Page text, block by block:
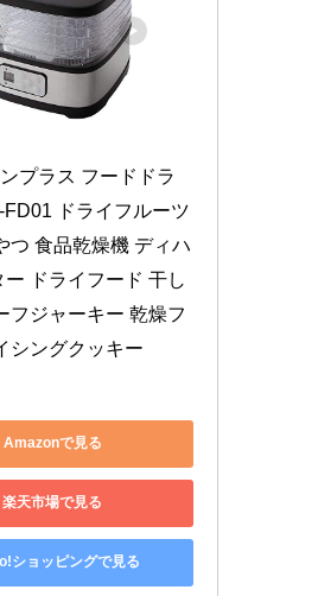
プラス フードドラ
FD01 ドライフルーツ
つ 食品乾燥機 ディハ
ー ドライフード 干し
フジャーキー 乾燥フ
シングクッキー
Amazonで見る
楽天市場で見る
ショッピングで見る